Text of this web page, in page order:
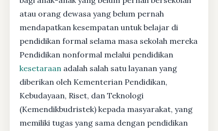
atau orang dewasa yang belum pernah
mendapatkan kesempatan untuk belajar di
pendidikan formal selama masa sekolah mereka
Pendidikan nonformal melalui pendidikan
kesetaraan adalah salah satu layanan yang
diberikan oleh Kementerian Pendidikan,
Kebudayaan, Riset, dan Teknologi
(Kemendikbudristek) kepada masyarakat, yang
memiliki tugas yang sama dengan pendidikan